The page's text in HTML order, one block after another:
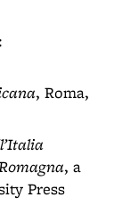
, Roma,
, a
Press